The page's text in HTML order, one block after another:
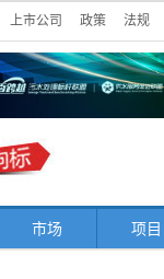
上市公司 政策 法规
市场 项目